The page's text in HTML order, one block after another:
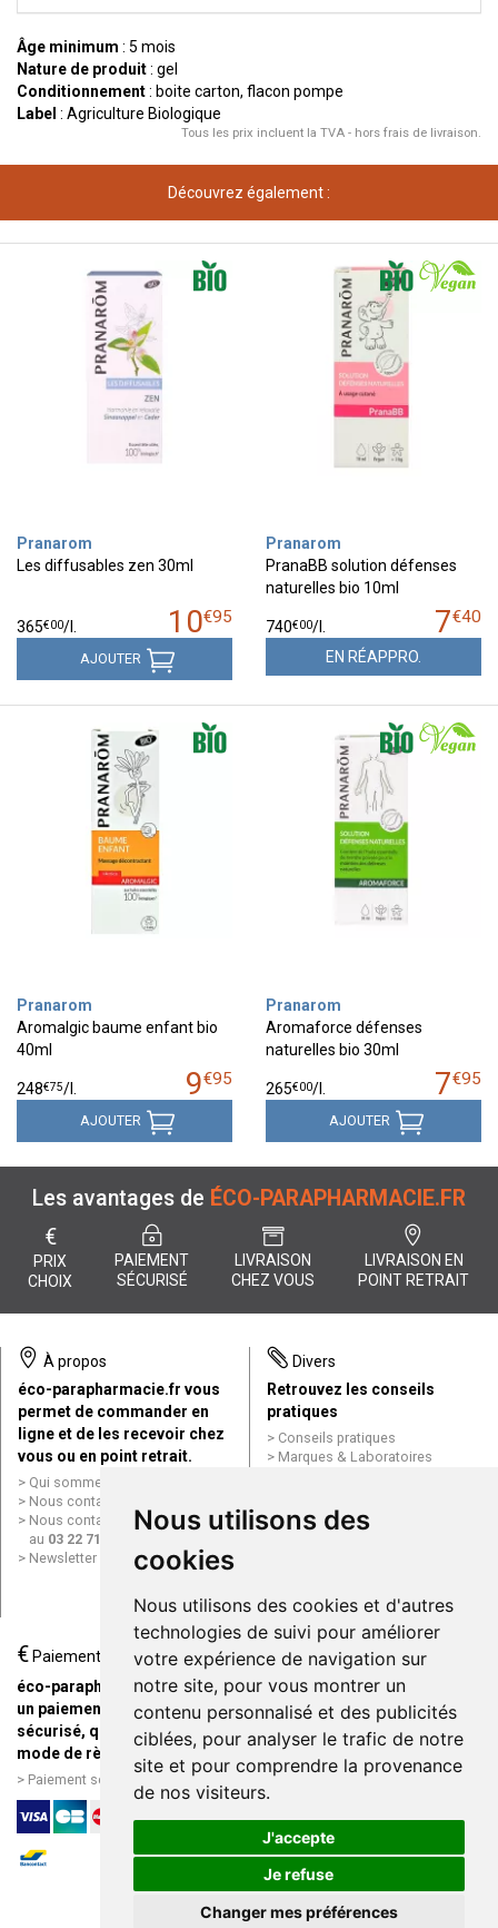
Nous utilisons des
cookies
Nous utilisons des cookies et d'autres
technologies de suivi pour améliorer
votre expérience de navigation sur
notre site, pour vous montrer un
contenu personnalisé et des publicités
ciblées, pour analyser le trafic de notre
site et pour comprendre la provenance
de nos visiteurs.
J'accepte
Je refuse
Changer mes préférences
Âge minimum : 5 mois
Nature de produit: gel
Conditionnement: boite carton, flacon pompe
Label : Agriculture Biologique
Tous les prix incluent la TVA - hors frais de livraison.
Découvrez également :
Pranarom
Les diffusables zen 30ml
10€95
365€00/
AJOUTER
Pranarom
PranaBB solution défenses
naturelles bio 10ml
7€40
740€00/
EN RÉAPPRO.
Pranarom
Aromalgic baume enfant bio
40ml
9€95
248€75/
AJOUTER
Pranarom
Aromaforce défenses
naturelles bio 30ml
7€95
265€00/
AJOUTER
Les avantages de ÉCO-PARAPHARMACIE.FR
€
PRIX
CHOIX
PAIEMENT
SÉCURISÉ
LIVRAISON
CHEZ VOUS
LIVRAISON EN
POINT RETRAIT
À propos
éco-parapharmacie.fr vous
permet de commander en
ligne et de les recevoir chez
vous ou en point retrait.
Qui sommes nous ?
Nous contacter par e-mail
Nous contacter par téléphone
au 03 22 71 64 10
Newsletter
Divers
Retrouvez les conseils
pratiques
Conseils pratiques
Marques & Laboratoires
Mentions légales
Données personnelles
ligne
€ Paiement
éco-parapharmacie.fr offre
un paiement entièrement
sécurisé, quel que soit le
mode de règlement
Paiement sécurisé et simple
Livraison / Point retrait
Commandez en ligne et
recevez votre commande
rapidement chez vous ou en
point retrait
Livraison chez vous ou en